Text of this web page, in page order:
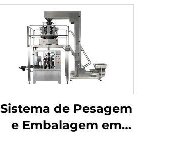
Sistema de Pesagem
e Embalagem em